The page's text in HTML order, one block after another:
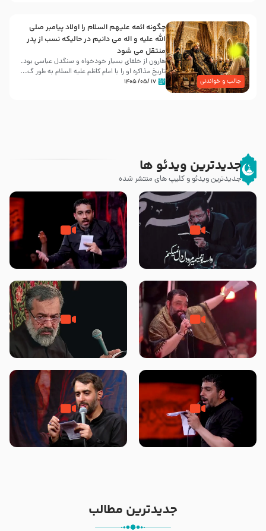
جالب و خواندنی
چگونه ائمه علیهم السلام را اولاد پیامبر صلی
الله علیه و اله می دانیم در حالیکه نسب از پدر
منتقل می شود
هارون از خلفای بسیار خودخواه و سنگدل عباسی بود.
تاریخ مذاکره او را با امام کاظم علیه السلام به طور گ...
۱۷ /۰۵/ ۱۴۰۵
جدیدترین ویدئو ها
جدیدترین ویدئو و کلیپ های منتشر شده
مصداق کربلا – حاج حسین سیب
سرخی
شور ، حسینا! به‌ حق زهرا «أُنْظُرْ
إِلَینا» – عزاداری شب هفتم ماه
جانا جانا ابی عبدالله – کربلایی جواد
مقدم – شب هشتم محرم 1448 –
مادر منم مثل تو خمیدم – حاج
محمود کریمی – شهادت حضرت
هیئت رایة العباس علیه السلام
تک ، عبّاس، صاحب دل‌هاست –
حاج حنیف طاهری – عزاداری شب
من غلام نوکراتم من عاشق کربلاتم
– شور زمینه – شب هفتم – محرم
جدیدترین مطالب